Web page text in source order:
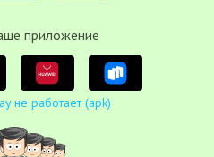
приложение
не работает (apk)